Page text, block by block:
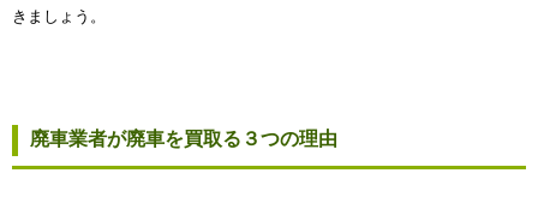
きましょう。
廃車業者が廃車を買取る３つの理由